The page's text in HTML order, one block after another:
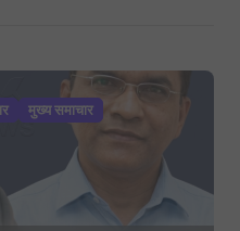
मुख्य समाचार